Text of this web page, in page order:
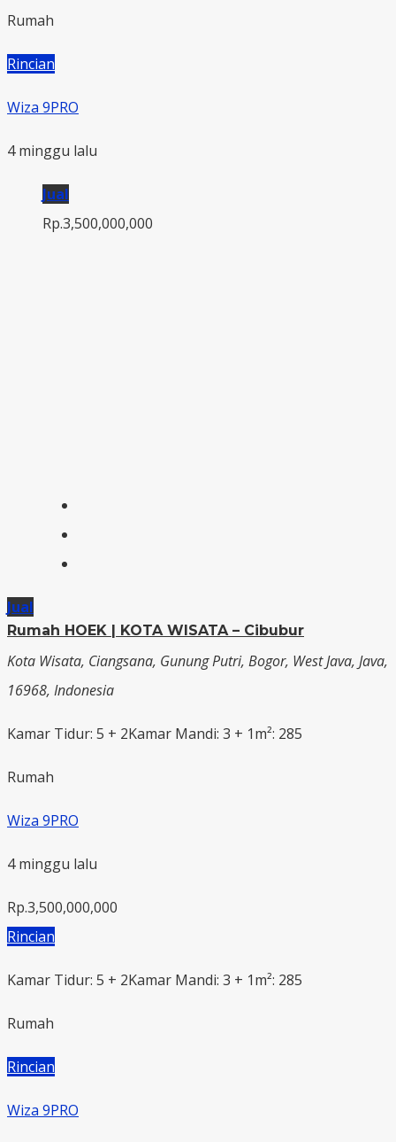
Rumah
Rincian
Wiza 9PRO
4 minggu lalu
Jual
Rp.3,500,000,000
Jual
Rumah HOEK | KOTA WISATA – Cibubur
Kota Wisata, Ciangsana, Gunung Putri, Bogor, West Java, Java,
16968, Indonesia
Kamar Tidur: 5 + 2Kamar Mandi: 3 + 1m²: 285
Rumah
Wiza 9PRO
4 minggu lalu
Rp.3,500,000,000
Rincian
Kamar Tidur: 5 + 2Kamar Mandi: 3 + 1m²: 285
Rumah
Rincian
Wiza 9PRO